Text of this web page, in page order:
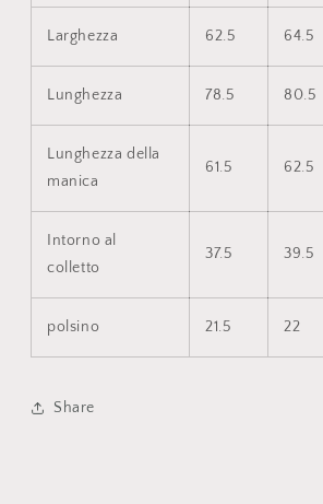
Larghezza 62.5 64.5
Lunghezza 78.5 80.5
Lunghezza della
manica
61.5 62.5
Intorno al
colletto
37.5 39.5
polsino 21.5 22
Share